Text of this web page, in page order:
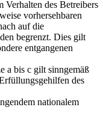
Verhalten des Betreibers
vorhersehbaren
auf die
begrenzt. Dies gilt
entgangenen
a bis c gilt sinngemäß
des
nationalem